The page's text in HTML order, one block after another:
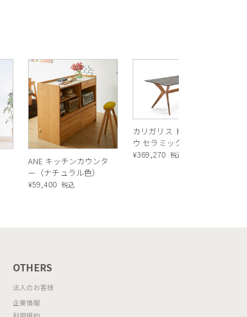
ANE キッチンカウンタ
ー（ナチュラル色）
¥59,400 税込
カリガリス トウキョ
ウ セラミック ダイニ
ングテーブル ／
¥369,270 税込
OTHERS
法人のお客様
企業情報